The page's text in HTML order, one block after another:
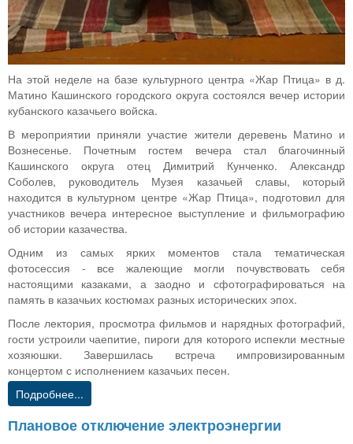
На этой неделе на базе культурного центра «Жар Птица» в д.
Матино Кашинского городского округа состоялся вечер истории
кубанского казачьего войска.
В мероприятии приняли участие жители деревень Матино и
Вознесенье. Почетным гостем вечера стал благочинный
Кашинского округа отец Димитрий Кунченко. Александр
Соболев, руководитель Музея казачьей славы, который
находится в культурном центре «Жар Птица», подготовил для
участников вечера интересное выступление и фильмографию
об истории казачества.
Одним из самых ярких моментов стала тематическая
фотосессия - все жалеющие могли почувствовать себя
настоящими казаками, а заодно и сфотографироваться на
память в казачьих костюмах разных исторических эпох.
После лектория, просмотра фильмов и нарядных фотографий,
гости устроили чаепитие, пироги для которого испекли местные
хозяюшки. Завершилась встреча импровизированным
концертом с исполнением казачьих песен.
Подробнее...
Плановое отключение электроэнергии